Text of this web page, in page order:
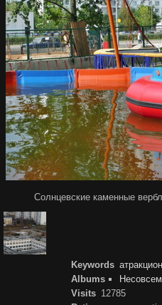
Солнцевские каменные
Keywords
Albums
Visits 12785